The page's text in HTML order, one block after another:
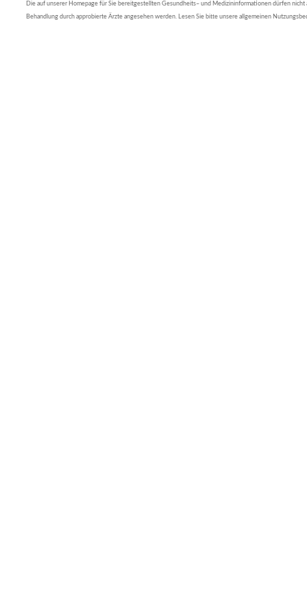
Die auf unserer Homepage für Sie bereitgestellten Gesundheits– und Medizininformationen dürfen nicht
Behandlung durch approbierte Ärzte angesehen werden. Lesen Sie bitte unsere allgemeinen